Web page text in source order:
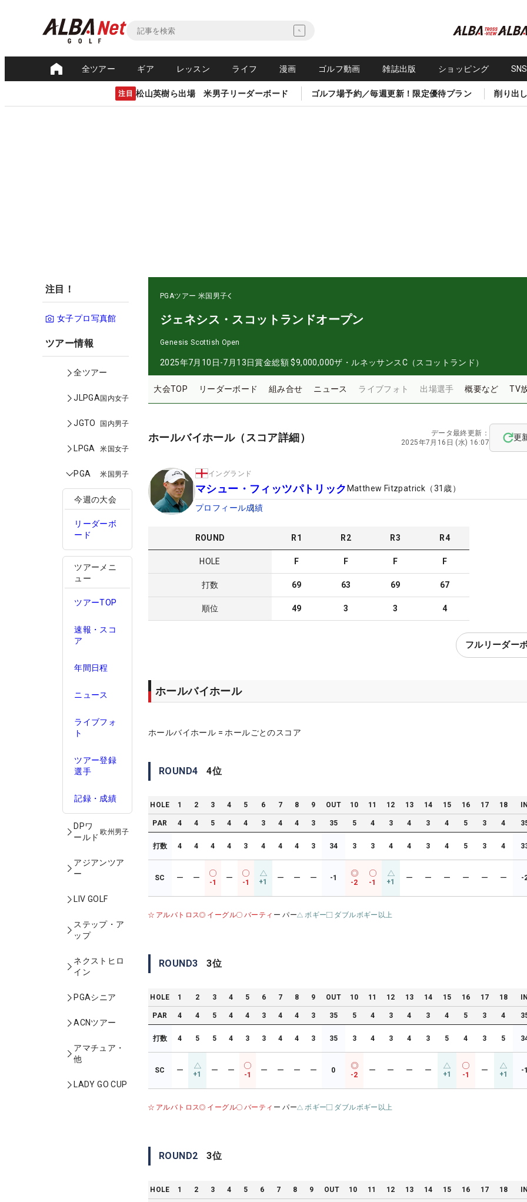
全ツアー ギア レッスン ライフ 漫画 ゴルフ動画 雑誌出版 ショッピング
注目 松山英樹ら出場 米男子リーダーボード ゴルフ場予約／毎週更新！限定優待プラン 削り出
注目！
女子プロ写真館
ツアー情報
全ツアー
JLPGA国内女子
JGTO 国内男子
LPGA 米国女子
PGA 米国男子
今週の大会
リーダーボ
ード
ツアーメニ
ュー
ツアーTOP
速報・スコ
ア
年間日程
ニュース
ライブフォ
ト
ツアー登録
選手
記録・成績
DPワ
ールド
欧州男子
アジアンツア
ー
LIV GOLF
ステップ・ア
ップ
ネクストヒロ
イン
PGAシニア
ACNツアー
アマチュア・
他
LADY GO CUP
PGAツアー 米国男子
ジェネシス・スコットランドオープン
Genesis Scottish Open
2025年7月10日-7月13日賞金総額 $9,000,000ザ・ルネッサンスC（スコットランド）
大会TOP リーダーボード 組み合せ ニュース ライブフォト 出場選手 概要など TV
ホールバイホール（スコア詳細）
データ最終更新：
2025年7月16日 (水) 16:07
更
イングランド
マシュー・フィッツパトリック Matthew Fitzpatrick （31 歳）
プロフィール成績
ROUND R1 R2 R3 R4
HOLE F F F F
打数 69 63 69 67
順位 49 3 3 4
フルリーダー
ホールバイホール
ホールバイホール = ホールごとのスコア
ROUND4 4位
HOLE 1 2 3 4 5 6 7 8 9 OUT 10 11 12 13 14 15 16 17 18
PAR 4 4 5 4 4 3 4 4 3 35 5 4 3 4 3 4 5 3 4
打数 4 4 4 4 3 4 4 4 3 34 3 3 4 4 3 4 5 3 4
SC ー ー
-1
ー
-1 +1 ー ー ー -1
-2 -1 +1 ー ー ー ー ー ー -
アルバトロス イーグル バーティ ー パー ボギー ダブルボギー以上
ROUND3 3位
HOLE 1 2 3 4 5 6 7 8 9 OUT 10 11 12 13 14 15 16 17 18
PAR 4 4 5 4 4 3 4 4 3 35 5 4 3 4 3 4 5 3 4
打数 4 5 5 4 3 3 4 4 3 35 3 4 3 4 3 5 4 3 5
SC ー +1 ー ー
-1
ー ー ー ー 0
-2
ー ー ー ー +1 -1
ー +1 -
アルバトロス イーグル バーティ ー パー ボギー ダブルボギー以上
ROUND2 3位
HOLE 1 2 3 4 5 6 7 8 9 OUT 10 11 12 13 14 15 16 17 18